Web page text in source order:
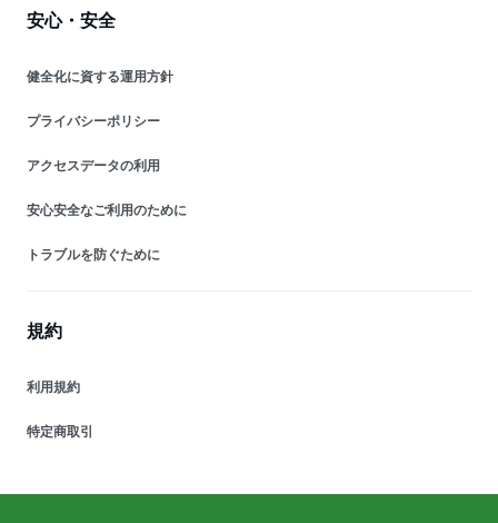
安心・安全
健全化に資する運用方針
プライバシーポリシー
アクセスデータの利用
安心安全なご利用のために
トラブルを防ぐために
規約
利用規約
特定商取引